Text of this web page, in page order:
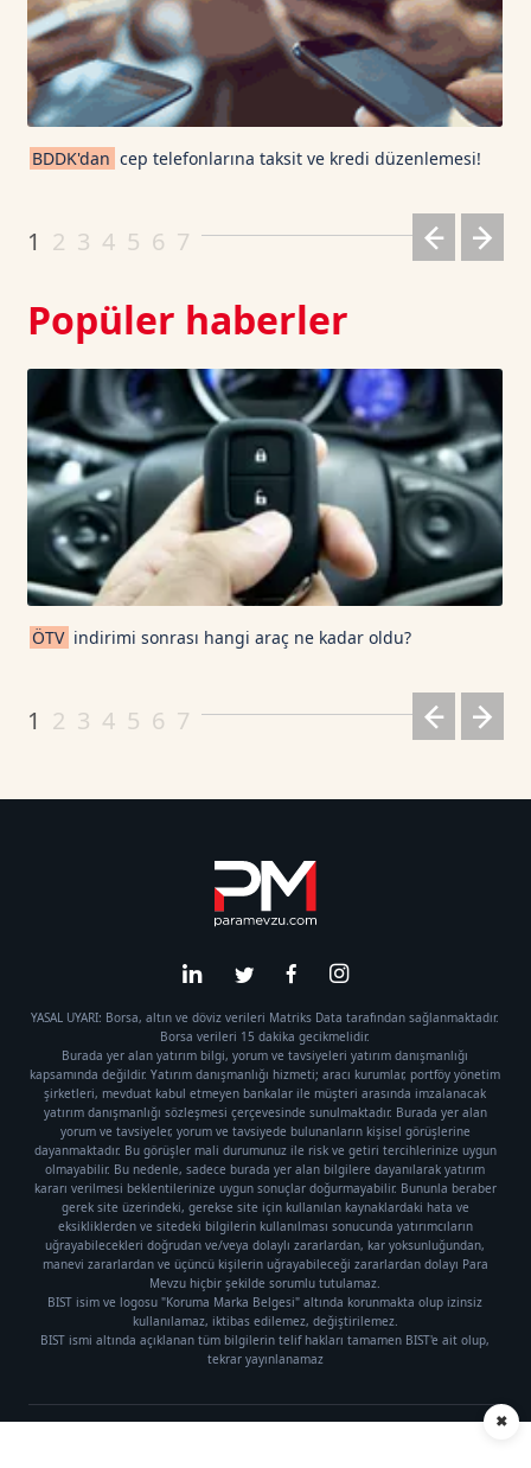
✖
TRON TetherUS 0.3273 -0.4
Cardano TetherUS 0.2 4.6
BDDK'dan cep telefonlarına taksit ve kredi düzenlemesi!
1 2 3 4 5 6 7
Popüler haberler
ÖTV indirimi sonrası hangi araç ne kadar oldu?
1 2 3 4 5 6 7
YASAL UYARI: Borsa, altın ve döviz verileri Matriks Data tarafından sağlanmaktadır.
Borsa verileri 15 dakika gecikmelidir.
Burada yer alan yatırım bilgi, yorum ve tavsiyeleri yatırım danışmanlığı
kapsamında değildir. Yatırım danışmanlığı hizmeti; aracı kurumlar, portföy yönetim
şirketleri, mevduat kabul etmeyen bankalar ile müşteri arasında imzalanacak
yatırım danışmanlığı sözleşmesi çerçevesinde sunulmaktadır. Burada yer alan
yorum ve tavsiyeler, yorum ve tavsiyede bulunanların kişisel görüşlerine
dayanmaktadır. Bu görüşler mali durumunuz ile risk ve getiri tercihlerinize uygun
olmayabilir. Bu nedenle, sadece burada yer alan bilgilere dayanılarak yatırım
kararı verilmesi beklentilerinize uygun sonuçlar doğurmayabilir. Bununla beraber
gerek site üzerindeki, gerekse site için kullanılan kaynaklardaki hata ve
eksikliklerden ve sitedeki bilgilerin kullanılması sonucunda yatırımcıların
uğrayabilecekleri doğrudan ve/veya dolaylı zararlardan, kar yoksunluğundan,
manevi zararlardan ve üçüncü kişilerin uğrayabileceği zararlardan dolayı Para
Mevzu hiçbir şekilde sorumlu tutulamaz.
BIST isim ve logosu "Koruma Marka Belgesi" altında korunmakta olup izinsiz
kullanılamaz, iktibas edilemez, değiştirilemez.
BIST ismi altında açıklanan tüm bilgilerin telif hakları tamamen BIST'e ait olup,
tekrar yayınlanamaz